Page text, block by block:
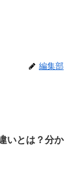
編集部
いとは？分か